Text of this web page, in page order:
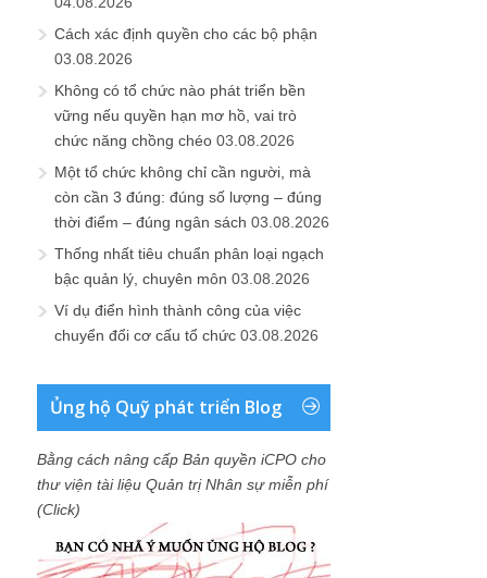
Cách xác định quyền cho các bộ phận
03.08.2026
Không có tổ chức nào phát triển bền
vững nếu quyền hạn mơ hồ, vai trò
chức năng chồng chéo 03.08.2026
Một tổ chức không chỉ cần người, mà
còn cần 3 đúng: đúng số lượng – đúng
thời điểm – đúng ngân sách 03.08.2026
Thống nhất tiêu chuẩn phân loại ngạch
bậc quản lý, chuyên môn 03.08.2026
Ví dụ điển hình thành công của việc
chuyển đổi cơ cấu tổ chức 03.08.2026
Ủng hộ Quỹ phát triển Blog
Bằng cách nâng cấp Bản quyền iCPO cho
thư viện tài liệu Quản trị Nhân sự miễn phí
(Click)